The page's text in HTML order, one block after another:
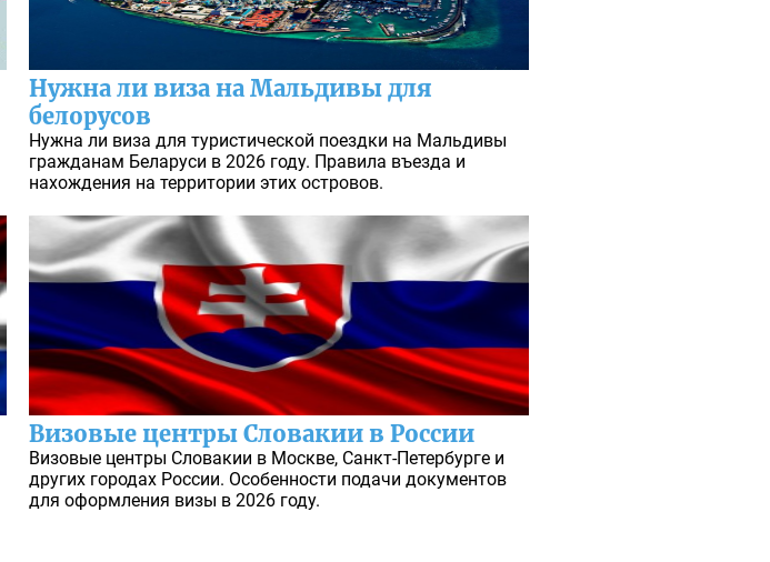
Нужна ли виза на Мальдивы для
белорусов
Нужна ли виза для туристической поездки на Мальдивы
гражданам Беларуси в 2026 году. Правила въезда и
нахождения на территории этих островов.
Визовые центры Словакии в России
Визовые центры Словакии в Москве, Санкт-Петербурге и
других городах России. Особенности подачи документов
для оформления визы в 2026 году.